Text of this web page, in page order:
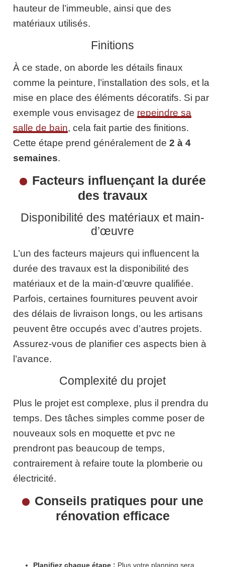
hauteur de l’immeuble, ainsi que des
matériaux utilisés.
Finitions
À ce stade, on aborde les détails finaux
comme la peinture, l’installation des sols, et la
mise en place des éléments décoratifs. Si par
exemple vous envisagez de repeindre sa
salle de bain, cela fait partie des finitions.
Cette étape prend généralement de 2 à 4
semaines.
Facteurs influençant la durée
des travaux
Disponibilité des matériaux et main-
d’œuvre
L’un des facteurs majeurs qui influencent la
durée des travaux est la disponibilité des
matériaux et de la main-d’œuvre qualifiée.
Parfois, certaines fournitures peuvent avoir
des délais de livraison longs, ou les artisans
peuvent être occupés avec d’autres projets.
Assurez-vous de planifier ces aspects bien à
l’avance.
Complexité du projet
Plus le projet est complexe, plus il prendra du
temps. Des tâches simples comme poser de
nouveaux sols en moquette et pvc ne
prendront pas beaucoup de temps,
contrairement à refaire toute la plomberie ou
électricité.
Conseils pratiques pour une
rénovation efficace
Planifiez chaque étape : Plus votre planning sera